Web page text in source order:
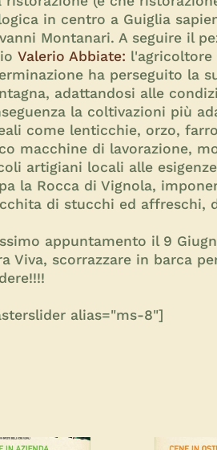
in centro a Guiglia
Montanari. A seguire il
Valerio Abbiate: l'agricoltore
ha perseguito la
adattandosi alle
la coltivazioni più
come lenticchie, orzo,
macchine di lavorazione,
artigiani locali alle
la Rocca di Vignola,
di stucchi ed affreschi,
appuntamento il 9
Viva, scorrazzare in barca
alias="ms-8"]